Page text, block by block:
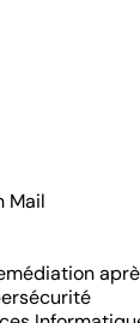
Mail